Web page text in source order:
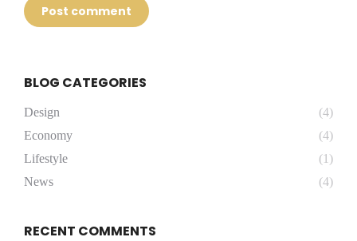
Post comment
BLOG CATEGORIES
Design
(4)
Economy
(4)
Lifestyle
(1)
News
(4)
RECENT COMMENTS